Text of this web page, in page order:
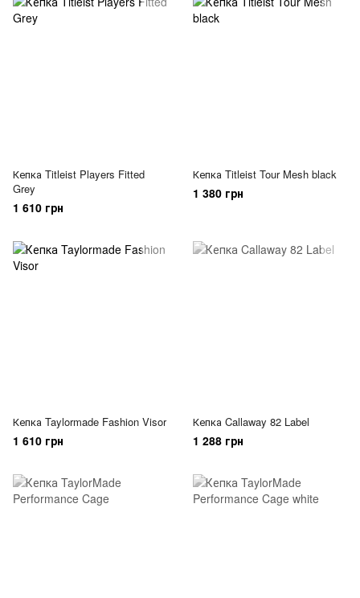
Кепка Titleist Players Fitted
Grey
1 610 грн
Кепка Titleist Tour Mesh black
1 380 грн
Кепка Taylormade Fashion Visor
1 610 грн
Кепка Callaway 82 Label
1 288 грн